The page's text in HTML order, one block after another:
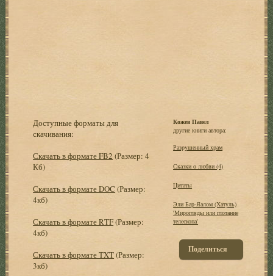
Доступные форматы для
скачивания:
Скачать в формате FB2 (Размер: 4
Кб)
Скачать в формате DOC (Размер:
4кб)
Скачать в формате RTF(Размер:
4кб)
Скачать в формате TXT(Размер:
3кб)
Кожев Павел
другие книги автора:
Разpyшенный xpам
Сказки о любви (4)
Цитаты
Эли Бар-Яалом (Хатуль)
'Мирогляды или глотание
телескопа'
Поделиться